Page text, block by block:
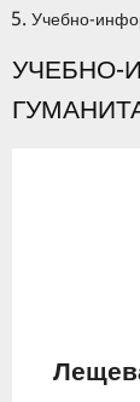
Учебно-
УЧЕБНО-